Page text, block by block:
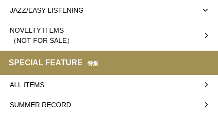
JAZZ/EASY LISTENING
NOVELTY ITEMS
（NOT FOR SALE）
SPECIAL FEATURE 特集
ALL ITEMS
SUMMER RECORD